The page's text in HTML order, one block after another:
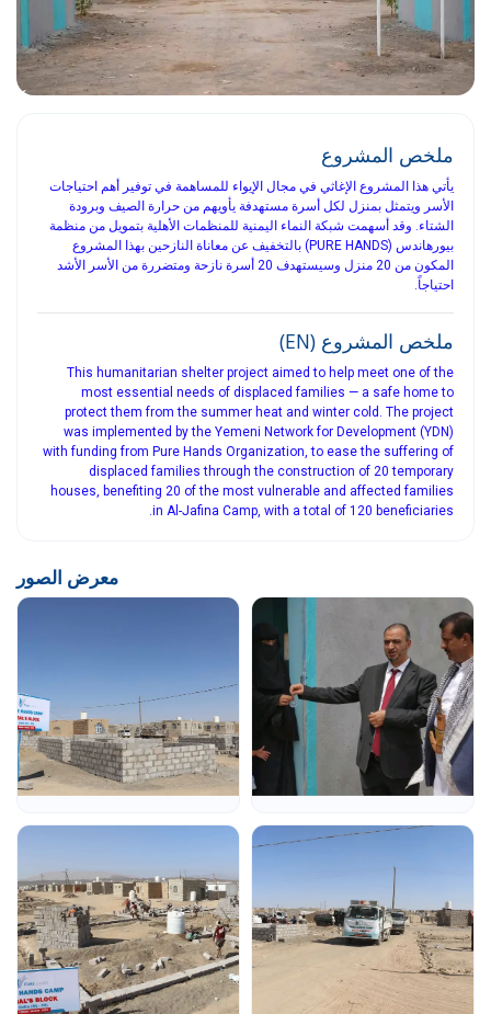
ملخص المشروع
يأتي هذا المشروع الإغاثي في مجال الإيواء للمساهمة في توفير أهم احتياجات
الأسر ويتمثل بمنزل لكل أسرة مستهدفة يأويهم من حرارة الصيف وبرودة
الشتاء. وقد أسهمت شبكة النماء اليمنية للمنظمات الأهلية بتمويل من منظمة
بيورهاندس (PURE HANDS) بالتخفيف عن معاناة النازحين بهذا المشروع
المكون من 20 منزل وسيستهدف 20 أسرة نازحة ومتضررة من الأسر الأشد
احتياجاً.
ملخص المشروع (EN)
This humanitarian shelter project aimed to help meet one of the
most essential needs of displaced families — a safe home to
protect them from the summer heat and winter cold. The project
was implemented by the Yemeni Network for Development (YDN)
with funding from Pure Hands Organization, to ease the suffering of
displaced families through the construction of 20 temporary
houses, benefiting 20 of the most vulnerable and affected families
in Al-Jafina Camp, with a total of 120 beneficiaries.
معرض الصور